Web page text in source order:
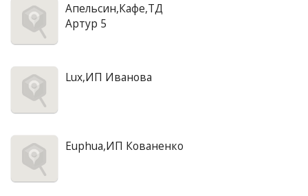
Апельсин,Кафе,ТД
Артур 5
Lux,ИП Иванова
Euphua,ИП Кованенко